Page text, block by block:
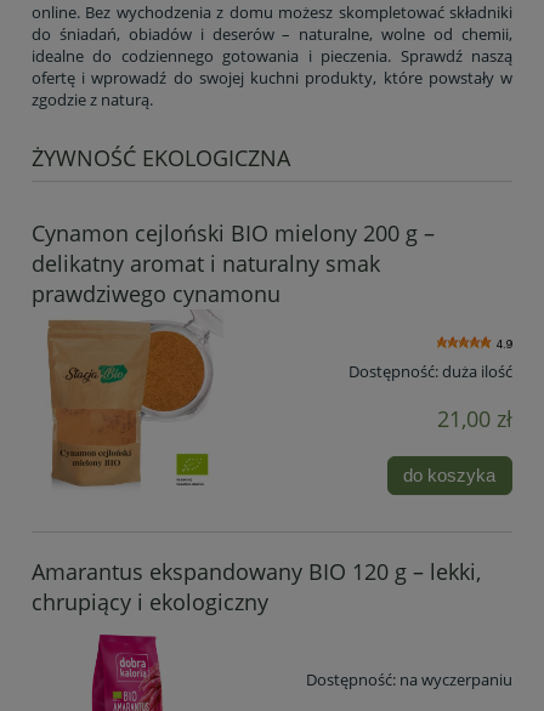
online. Bez wychodzenia z domu możesz skompletować składniki
do śniadań, obiadów i deserów – naturalne, wolne od chemii,
idealne do codziennego gotowania i pieczenia. Sprawdź naszą
ofertę i wprowadź do swojej kuchni produkty, które powstały w
zgodzie z naturą.
ŻYWNOŚĆ EKOLOGICZNA
Cynamon cejloński BIO mielony 200 g –
delikatny aromat i naturalny smak
prawdziwego cynamonu
4.9
Dostępność:duża ilość
21,00 zł
do koszyka
Amarantus ekspandowany BIO 120 g – lekki,
chrupiący i ekologiczny
Dostępność: na wyczerpaniu